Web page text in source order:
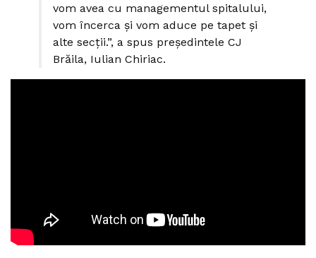
vom avea cu managementul spitalului,
vom încerca și vom aduce pe tapet și
alte secții.”, a spus președintele CJ
Brăila, Iulian Chiriac.